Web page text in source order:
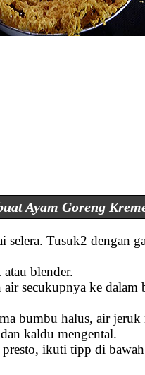
Ayam Goreng
selera. Tusuk2 dengan
blender.
secukupnya ke
bumbu halus, air
kaldu mengental.
ikuti tipp di